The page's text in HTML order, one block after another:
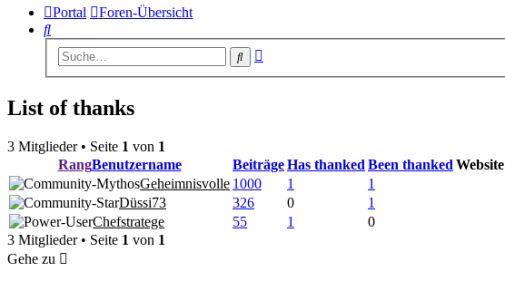
Portal
Foren-Übersicht
Suche
Suche
List of thanks
3 Mitglieder • Seite 1 von 1
RangBenutzername BeiträgeHas thanked Been thanked Website
Geheimnisvolle 1000 1 1
Düssi73
326 0 1
Chefstratege
55 1 0
3 Mitglieder • Seite 1 von 1
Gehe zu